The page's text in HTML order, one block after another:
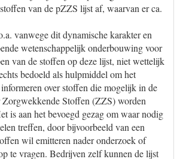
van de pZZS lijst af, waarvan er ca.
vanwege dit dynamische karakter en
wetenschappelijk onderbouwing voor
van de stoffen op deze lijst, niet wettelijk
bedoeld als hulpmiddel om het
over stoffen die mogelijk in de
Zorgwekkende Stoffen (ZZS) worden
is aan het bevoegd gezag om waar nodig
treffen, door bijvoorbeeld van een
wil emitteren nader onderzoek of
te vragen. Bedrijven zelf kunnen de lijst